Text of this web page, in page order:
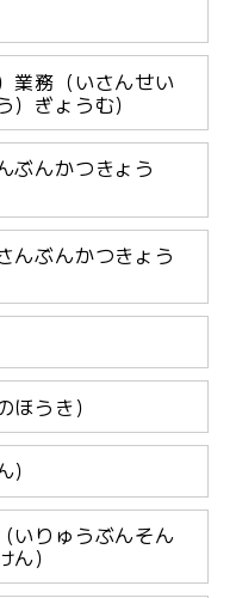
業務（いさんせい
ぎょうむ）
ぶんかつきょう
んぶんかつきょう
うき）
いりゅうぶんそん
）